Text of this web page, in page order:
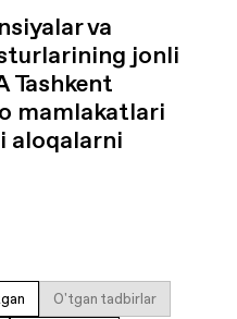
va
jonli
Tashkent
mamlakatlari
aloqalarni
O'tgan tadbirlar